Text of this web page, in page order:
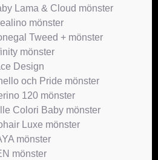
Lama & Cloud mönster
mönster
Tweed + mönster
mönster
Design
och Pride mönster
120 mönster
Colori Baby mönster
Luxe mönster
mönster
mönster